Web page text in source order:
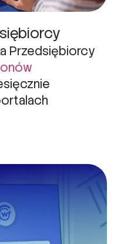
Przedsiębiorcy